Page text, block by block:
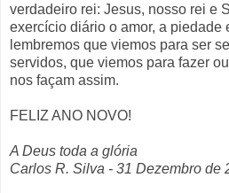
verdadeiro rei: Jesus, nosso rei e
exercício diário o amor, a piedade
lembremos que viemos para ser
servidos, que viemos para fazer
nos façam assim.
FELIZ ANO NOVO!
A Deus toda a glória
Carlos R. Silva - 31 Dezembro de